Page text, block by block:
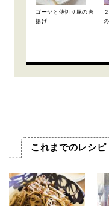
ゴーヤと薄切り豚の唐
揚げ
これまでのレシピ